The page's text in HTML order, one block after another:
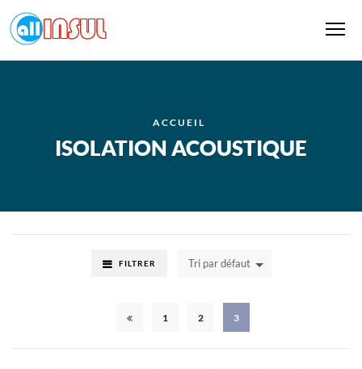
ACCUEIL
ISOLATION ACOUSTIQUE
FILTRER Tri par défaut
1 2 3